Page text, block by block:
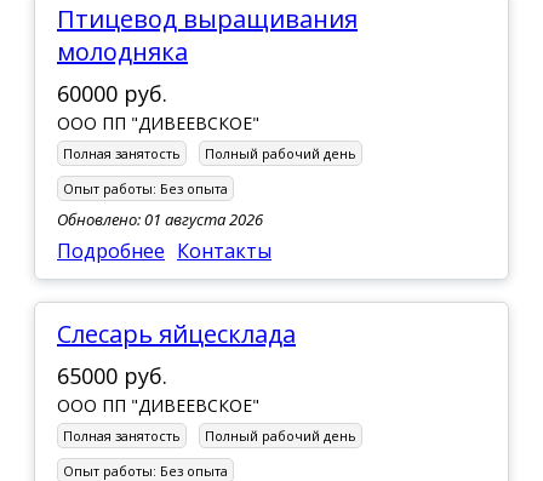
Птицевод выращивания
молодняка
60000 руб.
ООО ПП "ДИВЕЕВСКОЕ"
Полная занятость
Полный рабочий день
Опыт работы: Без опыта
Обновлено: 01 августа 2026
Подробнее Контакты
Слесарь яйцесклада
65000 руб.
ООО ПП "ДИВЕЕВСКОЕ"
Полная занятость
Полный рабочий день
Опыт работы: Без опыта